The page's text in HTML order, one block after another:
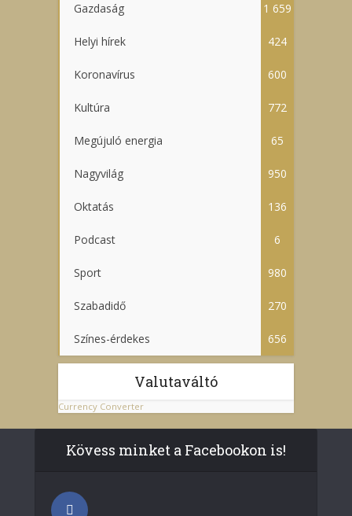
Gazdaság 1 659
Helyi hírek 424
Koronavírus 600
Kultúra 772
Megújuló energia 65
Nagyvilág 950
Oktatás 136
Podcast 6
Sport 980
Szabadidő 270
Színes-érdekes 656
Valutaváltó
Currency Converter
Kövess minket a Facebookon is!